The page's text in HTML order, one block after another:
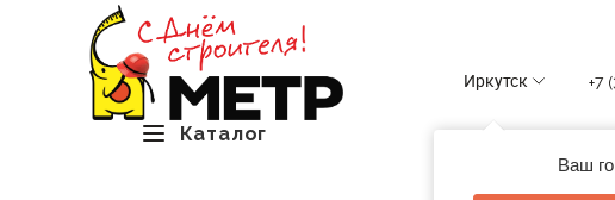
Каталог
Иркутск
Ваш
+7